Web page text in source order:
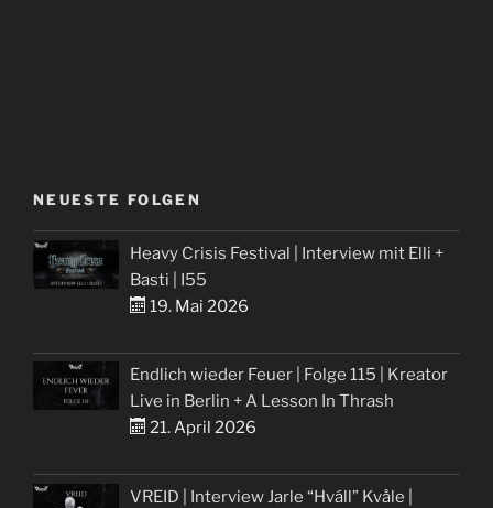
NEUESTE FOLGEN
Heavy Crisis Festival | Interview mit Elli +
Basti | I55
19. Mai 2026
Endlich wieder Feuer | Folge 115 | Kreator
Live in Berlin + A Lesson In Thrash
21. April 2026
VREID | Interview Jarle “Hváll” Kvåle |